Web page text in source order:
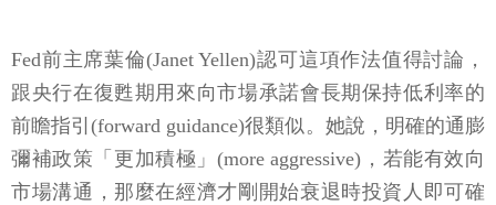
Fed前主席葉倫(Janet Yellen)認可這項作法值得討論，
跟央行在復甦期用來向市場承諾會長期保持低利率的
前瞻指引(forward guidance)很類似。她說，明確的通膨
彌補政策「更加積極」(more aggressive)，若能有效向
市場溝通，那麼在經濟才剛開始衰退時投資人即可確